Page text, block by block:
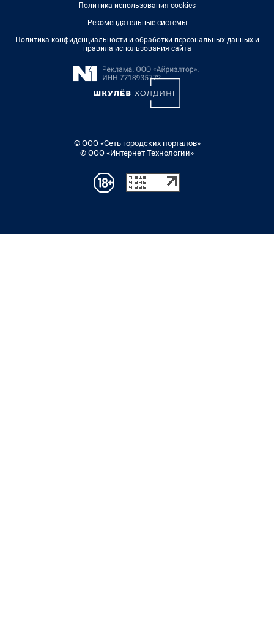
Политика использования cookies
Рекомендательные системы
Политика конфиденциальности и обработки персональных данных и
правила использования сайта
© ООО «Сеть городских порталов»
© ООО «Интернет Технологии»